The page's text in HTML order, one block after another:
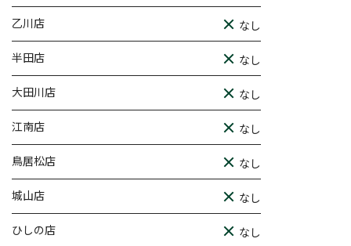
乙川店 なし
半田店 なし
大田川店 なし
江南店 なし
鳥居松店 なし
城山店 なし
ひしの店 なし